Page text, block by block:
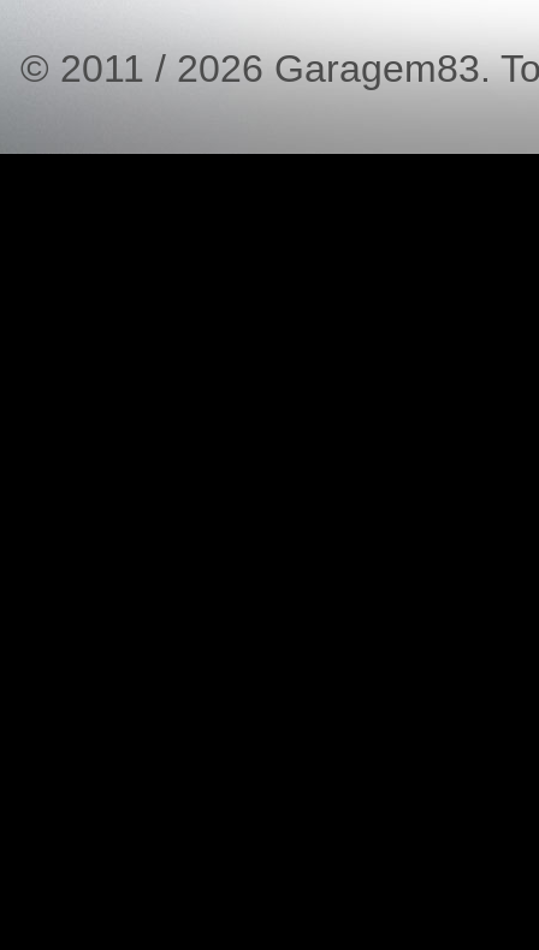
© 2011 / 2026 Garagem83.